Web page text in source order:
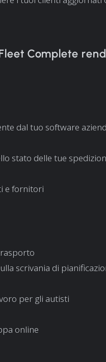
Complete
dal tuo software
stato delle tue
e fornitori
scrivania di
per gli autisti
online